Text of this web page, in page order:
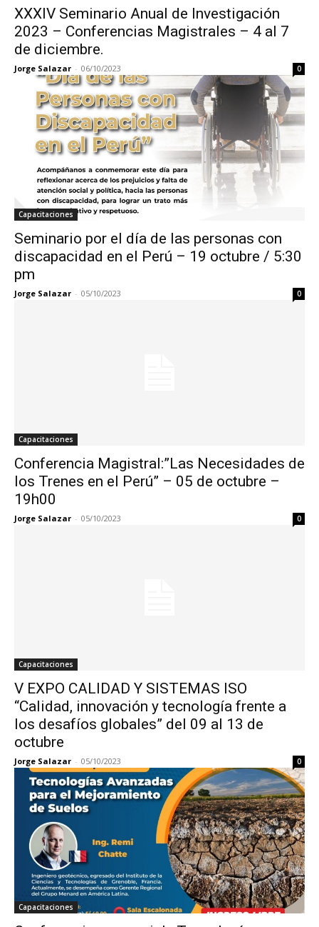
XXXIV Seminario Anual de Investigación
2023 – Conferencias Magistrales – 4 al 7
de diciembre.
Jorge Salazar - 06/10/2023 0
Capacitaciones
Seminario por el día de las personas con
discapacidad en el Perú – 19 octubre / 5:30
pm
Jorge Salazar - 05/10/2023 0
Capacitaciones
Conferencia Magistral:”Las Necesidades de
los Trenes en el Perú” – 05 de octubre –
19h00
Jorge Salazar - 05/10/2023 0
Capacitaciones
V EXPO CALIDAD Y SISTEMAS ISO
“Calidad, innovación y tecnología frente a
los desafíos globales” del 09 al 13 de
octubre
Jorge Salazar - 05/10/2023 0
Capacitaciones